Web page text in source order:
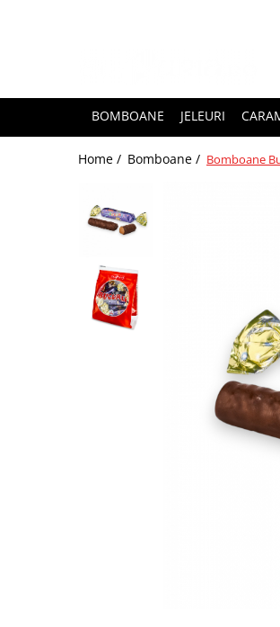
BOMBOANE JELEURI
Home / Bomboane / Bomboane